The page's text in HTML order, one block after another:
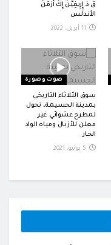
قَ ذْ إِِرِيفِيَّنْ إِكْ أَزْمَنْ
الأندلس
صوت وصورة
سوق الثلاثاء التاريخي
بمدينة الحسيمة، تحول
لمطرح عشوائي غير
معلن للأزبال ومياه الواد
الحار